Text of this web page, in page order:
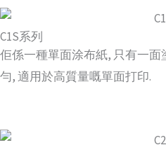
容
C1S系列
佢係一種單面涂布紙, 只有一
勻, 適用於高質量嘅單面打印.